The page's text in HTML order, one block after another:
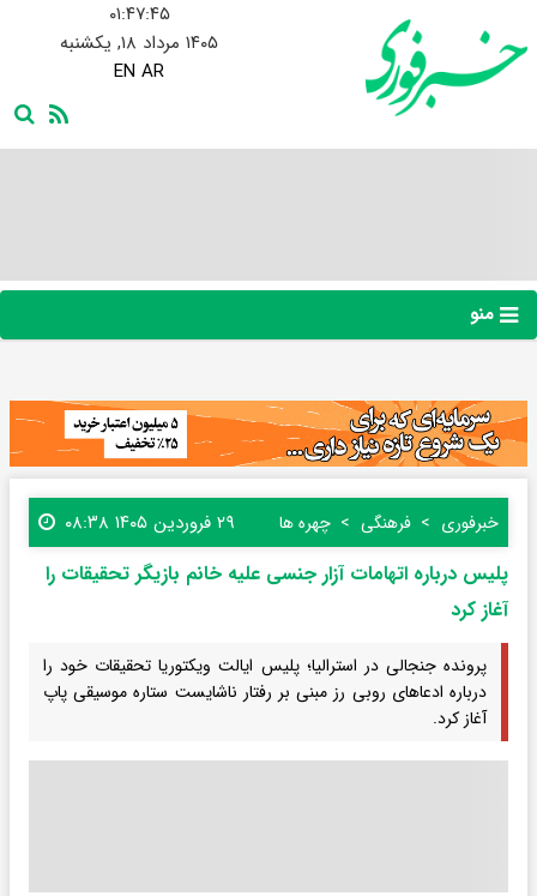
۰۱:۴۷:۴۶
۱۴۰۵ مرداد ۱۸, یکشنبه
EN AR
منو
خبرفوری فرهنگی چهره ها ۲۹ فروردین ۱۴۰۵ ۰۸:۳۸
پلیس درباره اتهامات آزار جنسی علیه خانم‌ بازیگر تحقیقات را
آغاز کرد
پرونده جنجالی در استرالیا؛ پلیس ایالت ویکتوریا تحقیقات خود را
درباره ادعاهای روبی رز مبنی بر رفتار ناشایست ستاره موسیقی پاپ
آغاز کرد.